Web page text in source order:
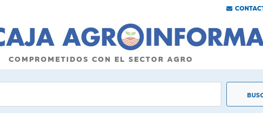
COMPROMETIDOS CON EL SECTOR AGRO